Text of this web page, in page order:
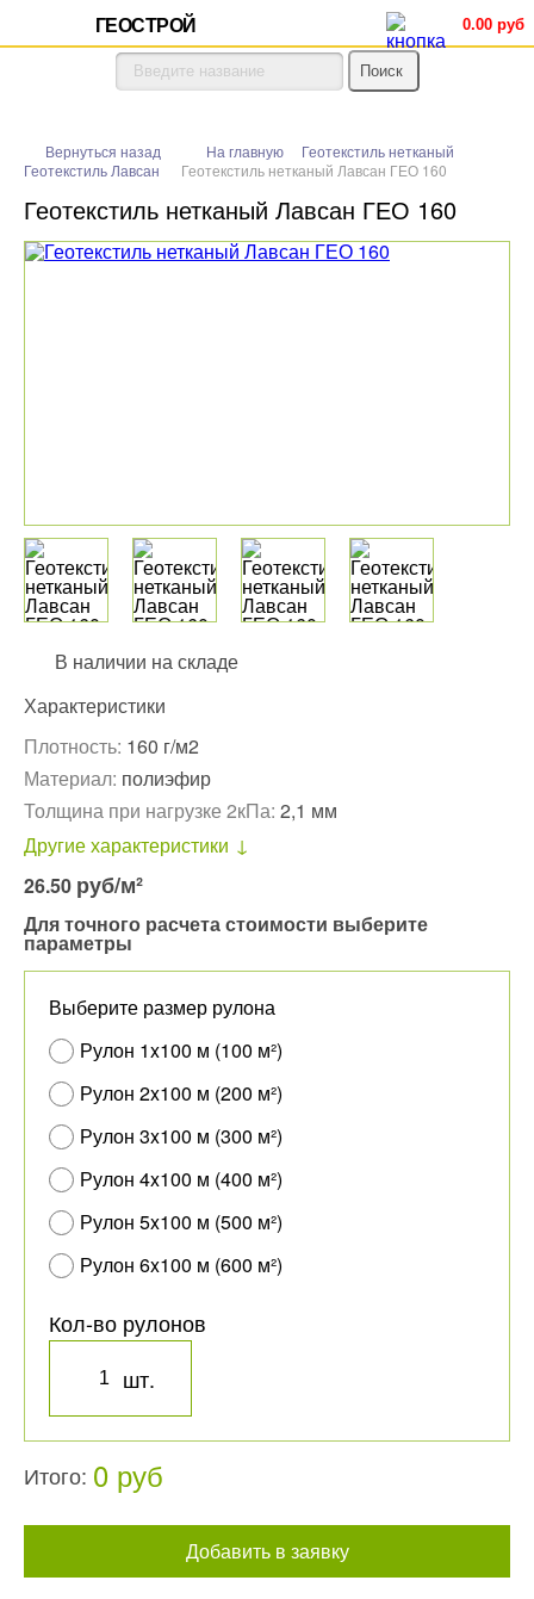
ГЕОСТРОЙ 0.00 руб
Вернуться назад На главную
Геотекстиль нетканый
Геотекстиль Лавсан
Геотекстиль нетканый Лавсан ГЕО 160
Геотекстиль нетканый Лавсан ГЕО 160
В наличии на складе
Характеристики
Плотность: 160 г/м2
Материал: полиэфир
Толщина при нагрузке 2кПа: 2,1 мм
Другие характеристики
26.50 руб/м²
Для точного расчета стоимости выберите
параметры
Выберите размер рулона
Рулон 1x100 м (100 м²)
Рулон 2x100 м (200 м²)
Рулон 3x100 м (300 м²)
Рулон 4x100 м (400 м²)
Рулон 5x100 м (500 м²)
Рулон 6x100 м (600 м²)
Кол-во рулонов
шт.
Итого: 0 руб
Добавить в заявку